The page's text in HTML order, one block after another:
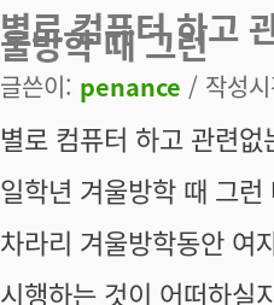
별로 컴퓨터 하고
울방학 때 그런
글쓴이: penance / 작성
별로 컴퓨터 하고 관련
일학년 겨울방학 때 그
차라리 겨울방학동안 여
시행하는 것이 어떠하실